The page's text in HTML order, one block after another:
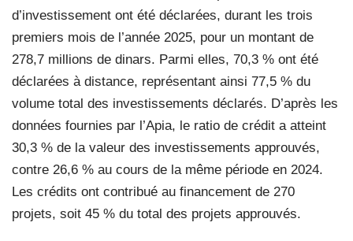
d’investissement ont été déclarées, durant les trois
premiers mois de l’année 2025, pour un montant de
278,7 millions de dinars. Parmi elles, 70,3 % ont été
déclarées à distance, représentant ainsi 77,5 % du
volume total des investissements déclarés. D’après les
données fournies par l’Apia, le ratio de crédit a atteint
30,3 % de la valeur des investissements approuvés,
contre 26,6 % au cours de la même période en 2024.
Les crédits ont contribué au financement de 270
projets, soit 45 % du total des projets approuvés.